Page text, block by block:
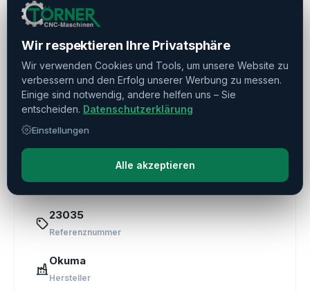
Haben Sie weitere Fragen?
Kontaktieren Sie uns!
Frage stellen
Direkte Beratung
23035
Referenznummer
Okuma
Hersteller
Wir respektieren Ihre Privatsphäre
Wir verwenden Cookies und Tools, um unsere Website zu
verbessern und den Erfolg unserer Werbung zu messen.
Einige sind notwendig, andere helfen uns – Sie
entscheiden. Datenschutzerklärung
Einstellungen
Alle akzeptieren